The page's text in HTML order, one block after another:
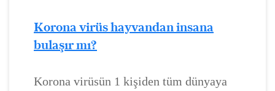
Korona virüs hayvandan insana
bulaşır mı?
Korona virüsün 1 kişiden tüm dünyaya